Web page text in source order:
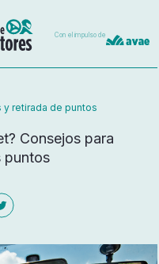
Con el impulso de
y retirada de puntos
Consejos para
puntos